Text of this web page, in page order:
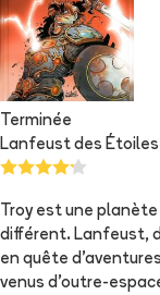
Terminée
Lanfeust des Étoiles
Troy est une
différent. Lanfeust,
en quête
venus d'outre-